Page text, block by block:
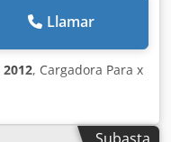
Llamar
2012, Cargadora Para x